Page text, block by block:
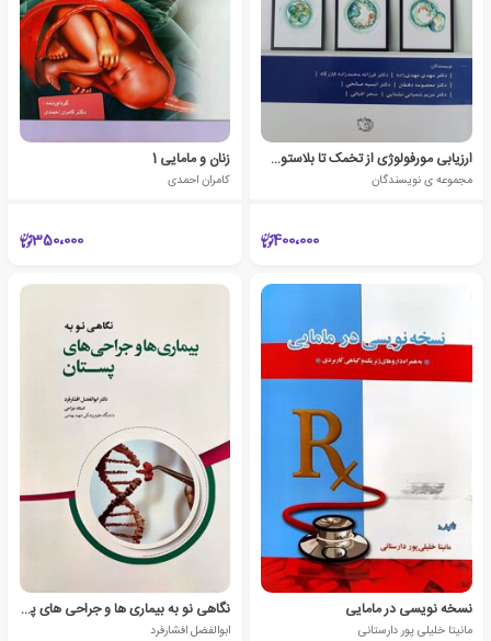
ارزیابی مورفولوژی از تخمک تا بلاستوسیست
مجموعه ی نویسندگان
400،000
زنان و مامایی 1
کامران احمدی
350،000
نسخه نویسی در مامایی
مانیتا خلیلی پور دارستانی
نگاهی نو به بیماری ها و جراحی های پستان
ابوالفضل افشارفرد